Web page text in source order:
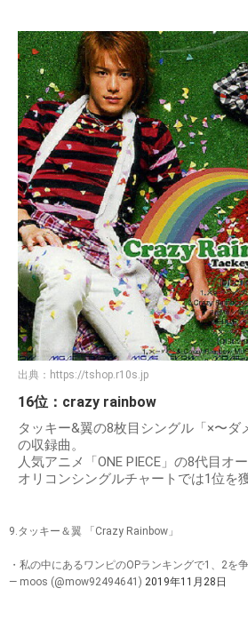
出典： https://tshop.r10s.jp
16位：crazy rainbow
タッキー&翼の8枚目シングル「×〜ダ
の収録曲。
人気アニメ「ONE PIECE」の8代目オ
オリコンシングルチャートでは1位を
9.タッキー＆翼 「Crazy Rainbow」
・私の中にあるワンピのOPランキングで1、2を
— moos (@mow92494641) 2019年11月28日